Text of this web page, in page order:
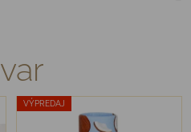
VÝPREDAJ